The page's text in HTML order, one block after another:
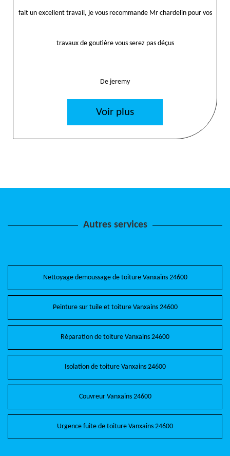
fait un excellent travail, je vous recommande Mr chardelin pour vos
travaux de goutière vous serez pas déçus
De jeremy
Voir plus
Autres services
Nettoyage demoussage de toiture Vanxains 24600
Peinture sur tuile et toiture Vanxains 24600
Réparation de toiture Vanxains 24600
Isolation de toiture Vanxains 24600
Couvreur Vanxains 24600
Urgence fuite de toiture Vanxains 24600